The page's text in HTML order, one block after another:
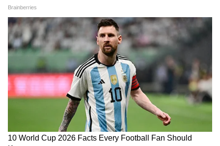
सोशल मीडिया पर इन दृश्यों की क्लिप्स और तस्वीरें
वायरल होती नजर आईं, जिससे यह फिल्म लंबे समय तक
चर्चा में बनी रही।
Anil Kapoor Game Show:
अनिल कपूर ला रहे हैं 1 करोड़ का
शो, जहां ज्ञान नहीं सिर्फ 'दिमाग'
आएगा काम
तमिलनाडु CM विजय की अर्जी
वापस, पत्नी संगीता से नहीं लेंगे
तलाक